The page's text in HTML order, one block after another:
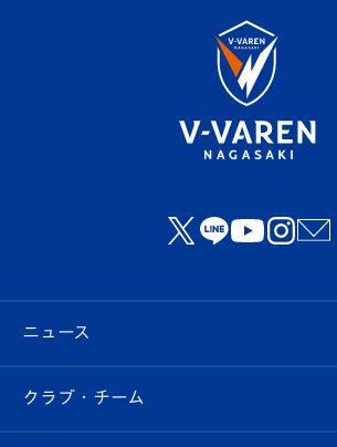
ニュース
すべて
クラブ・チーム